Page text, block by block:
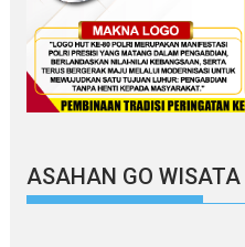
ASAHAN GO WISATA